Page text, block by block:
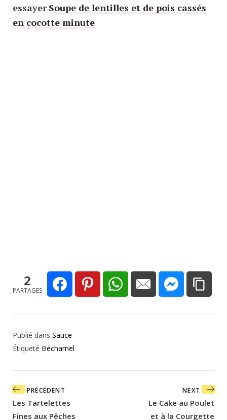
essayer Soupe de lentilles et de pois cassés
en cocotte minute
2
PARTAGES
Publié dans Sauce
Étiqueté Béchamel
Navigation
de
l’article
PRÉCÉDENT
Les Tartelettes
Fines aux Pêches
NEXT
Le Cake au Poulet
et à la Courgette